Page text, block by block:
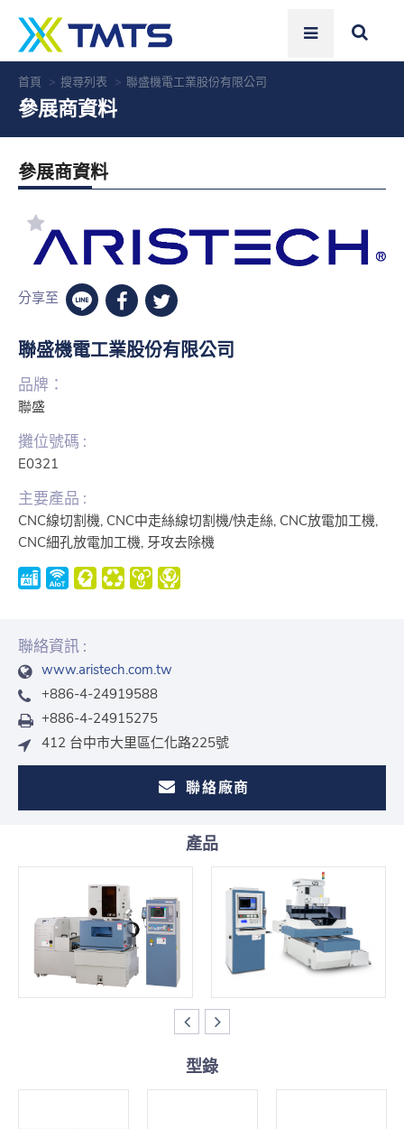
首頁 搜尋列表 聯盛機電工業股份有限公司
參展商資料
參展商資料
分享至
聯盛機電工業股份有限公司
品牌：
聯盛
攤位號碼 :
E0321
主要產品 :
CNC線切割機, CNC中走絲線切割機/快走絲, CNC放電加工機,
CNC細孔放電加工機, 牙攻去除機
聯絡資訊 :
www.aristech.com.tw
+886-4-24919588
+886-4-24915275
412 台中市大里區仁化路225號
聯絡廠商
產品
型錄